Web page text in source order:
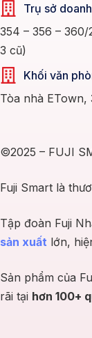
Thành phố Hồ
Chỉ đường
Showroom tại
Minh (Phường
214 Thích
Chỉ đường
Showroom tại
Minh (Phường
(Phường An
Thành phố
Showroom tại
Trụ sở
354 – 356 –
3 cũ)
Khối văn
Tòa nhà
©2025 – FUJI
Fuji Smart là
Tập đoàn Fuji
sản xuất lớn,
Sản phẩm của
rãi tại hơn 100+